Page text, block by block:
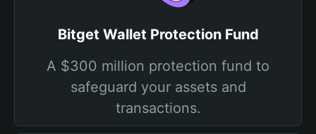
Bitget Wallet Protection Fund
A $300 million protection fund to
safeguard your assets and
transactions.